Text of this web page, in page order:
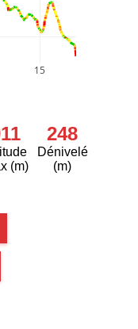
15
(m)
248
Dénivelé
(m)